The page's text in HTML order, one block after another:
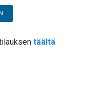
täältä